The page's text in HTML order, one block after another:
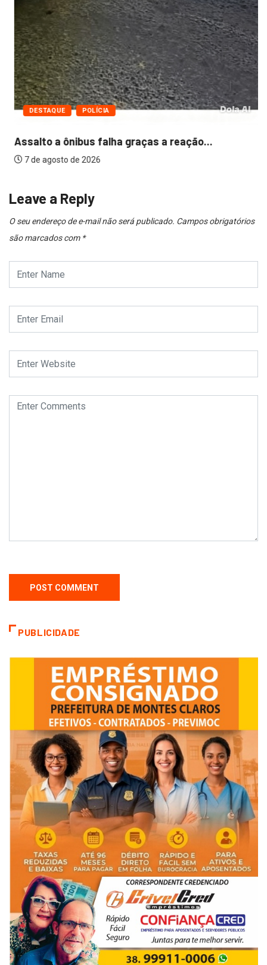
DESTAQUE POLÍCIA
Assalto a ônibus falha graças a reação...
7 de agosto de 2026
Leave a Reply
O seu endereço de e-mail não será publicado. Campos obrigatórios
são marcados com *
PUBLICIDADE